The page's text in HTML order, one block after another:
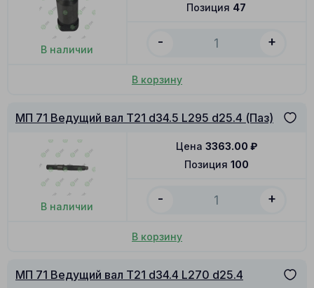
В наличии
Позиция 47
- +
В корзину
МП 71 Ведущий вал T21 d34.5 L295 d25.4 (Паз)
В наличии
Позиция 100
Цена 3363.00 ₽
- +
В корзину
МП 71 Ведущий вал T21 d34.4 L270 d25.4